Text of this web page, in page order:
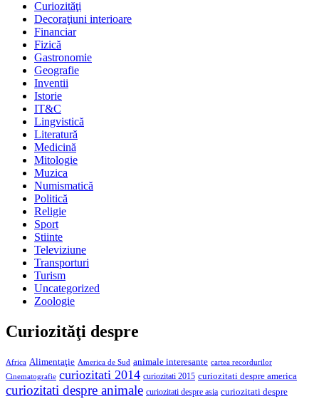
Curiozităţi
Decoraţiuni interioare
Financiar
Fizică
Gastronomie
Geografie
Inventii
Istorie
IT&C
Lingvistică
Literatură
Medicină
Mitologie
Muzica
Numismatică
Politică
Religie
Sport
Stiinte
Televiziune
Transporturi
Turism
Uncategorized
Zoologie
Curiozităţi despre
Africa Alimentaţie America de Sud animale interesante cartea recordurilor
Cinematografie curiozitati 2014 curiozitati 2015 curiozitati despre america
curiozitati despre animale curiozitati despre asia curiozitati despre